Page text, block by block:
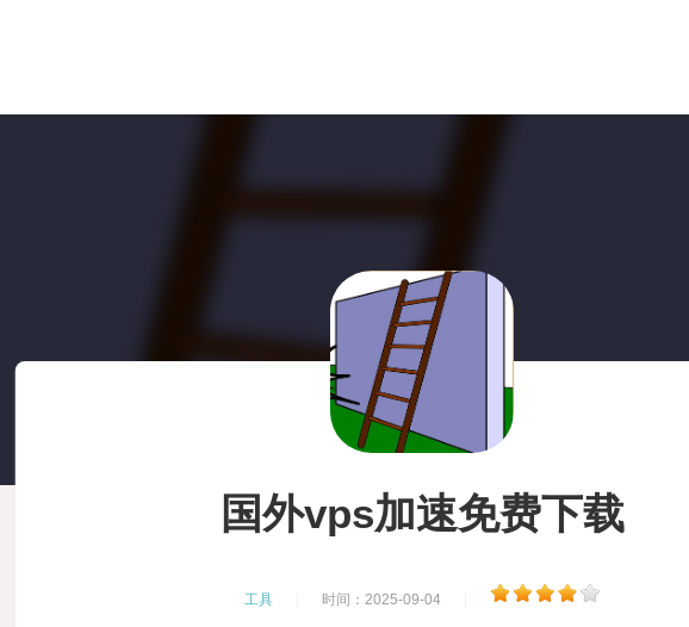
国外vps加速免费下载
工具 时间：2025-09-04